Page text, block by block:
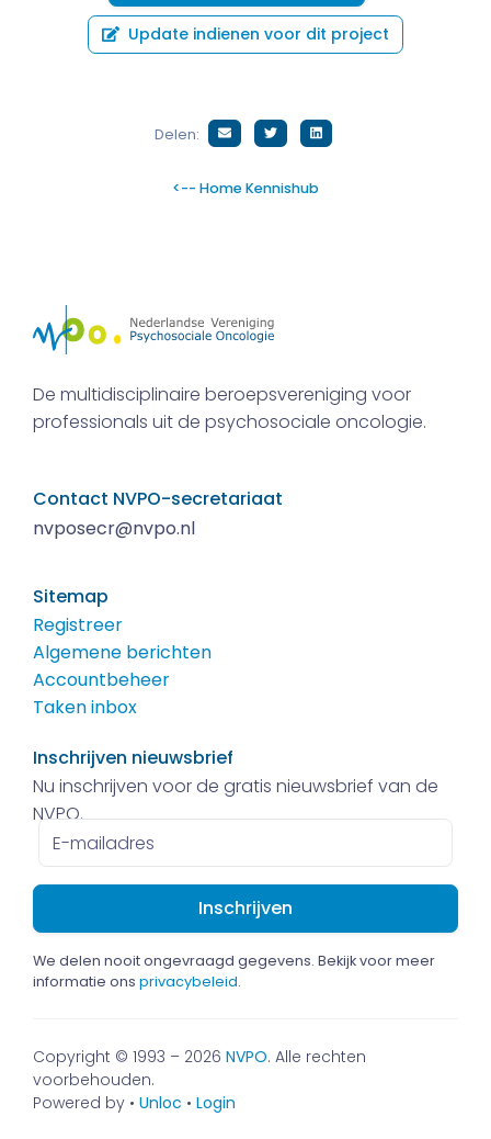
Update indienen voor dit project
Delen:
<-- Home Kennishub
De multidisciplinaire beroepsvereniging voor
professionals uit de psychosociale oncologie.
Contact NVPO-secretariaat
nvposecr@nvpo.nl
Sitemap
Registreer
Algemene berichten
Accountbeheer
Taken inbox
Inschrijven nieuwsbrief
Nu inschrijven voor de gratis nieuwsbrief van de
NVPO.
E-
mailadres
We delen nooit ongevraagd gegevens. Bekijk voor meer
informatie ons privacybeleid.
Copyright © 1993 – 2026 NVPO. Alle rechten
voorbehouden.
Powered by • Unloc • Login